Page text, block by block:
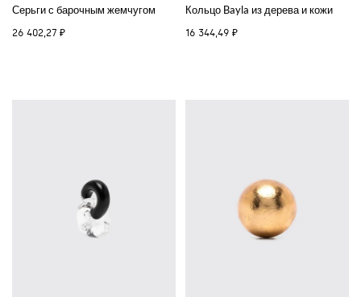
Серьги с барочным жемчугом
26 402,27 ₽
Кольцо Bayla из дерева и кожи
16 344,49 ₽